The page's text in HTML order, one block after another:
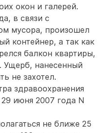
окон и галерей.
в связи с
мусора, произошел
контейнер, а так как
балкон квартиры,
Ущерб, нанесенный
не захотел.
здравоохранения
июня 2007 года N
не ближе 25